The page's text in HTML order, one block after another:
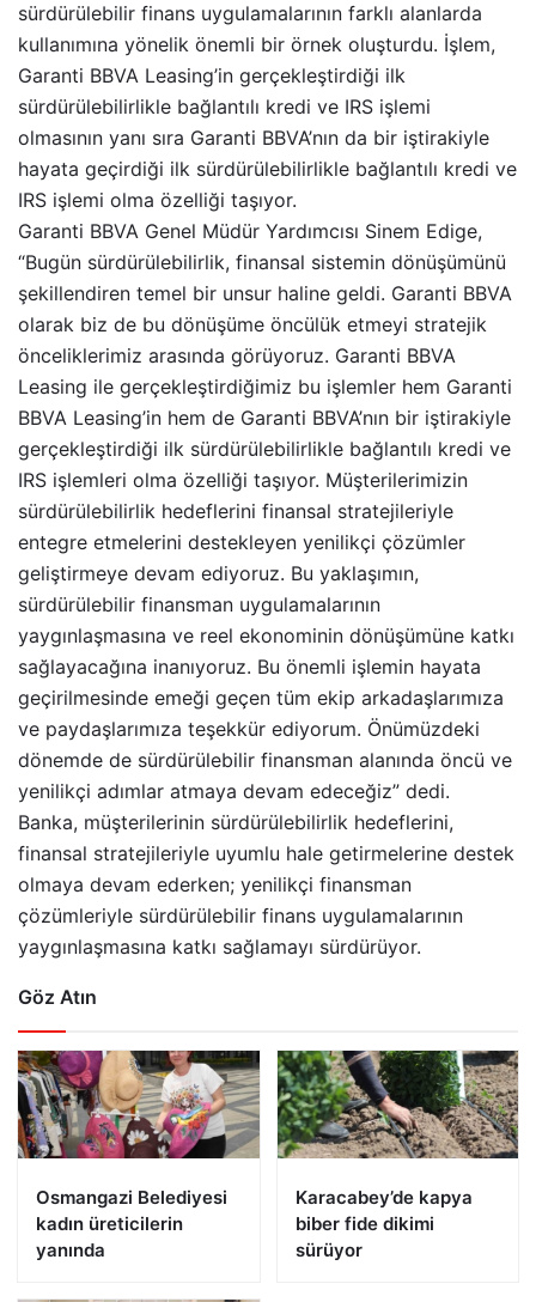
sürdürülebilir finans uygulamalarının farklı alanlarda
kullanımına yönelik önemli bir örnek oluşturdu. İşlem,
Garanti BBVA Leasing’in gerçekleştirdiği ilk
sürdürülebilirlikle bağlantılı kredi ve IRS işlemi
olmasının yanı sıra Garanti BBVA’nın da bir iştirakiyle
hayata geçirdiği ilk sürdürülebilirlikle bağlantılı kredi ve
IRS işlemi olma özelliği taşıyor.
Garanti BBVA Genel Müdür Yardımcısı Sinem Edige,
“Bugün sürdürülebilirlik, finansal sistemin dönüşümünü
şekillendiren temel bir unsur haline geldi. Garanti BBVA
olarak biz de bu dönüşüme öncülük etmeyi stratejik
önceliklerimiz arasında görüyoruz. Garanti BBVA
Leasing ile gerçekleştirdiğimiz bu işlemler hem Garanti
BBVA Leasing’in hem de Garanti BBVA’nın bir iştirakiyle
gerçekleştirdiği ilk sürdürülebilirlikle bağlantılı kredi ve
IRS işlemleri olma özelliği taşıyor. Müşterilerimizin
sürdürülebilirlik hedeflerini finansal stratejileriyle
entegre etmelerini destekleyen yenilikçi çözümler
geliştirmeye devam ediyoruz. Bu yaklaşımın,
sürdürülebilir finansman uygulamalarının
yaygınlaşmasına ve reel ekonominin dönüşümüne katkı
sağlayacağına inanıyoruz. Bu önemli işlemin hayata
geçirilmesinde emeği geçen tüm ekip arkadaşlarımıza
ve paydaşlarımıza teşekkür ediyorum. Önümüzdeki
dönemde de sürdürülebilir finansman alanında öncü ve
yenilikçi adımlar atmaya devam edeceğiz” dedi.
Banka, müşterilerinin sürdürülebilirlik hedeflerini,
finansal stratejileriyle uyumlu hale getirmelerine destek
olmaya devam ederken; yenilikçi finansman
çözümleriyle sürdürülebilir finans uygulamalarının
yaygınlaşmasına katkı sağlamayı sürdürüyor.
Göz Atın
Osmangazi Belediyesi
kadın üreticilerin
yanında
Karacabey’de kapya
biber fide dikimi
sürüyor